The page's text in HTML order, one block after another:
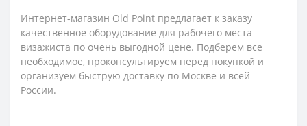
Интернет-магазин Old Point предлагает к заказу
качественное оборудование для рабочего места
визажиста по очень выгодной цене. Подберем все
необходимое, проконсультируем перед покупкой и
организуем быструю доставку по Москве и всей
России.